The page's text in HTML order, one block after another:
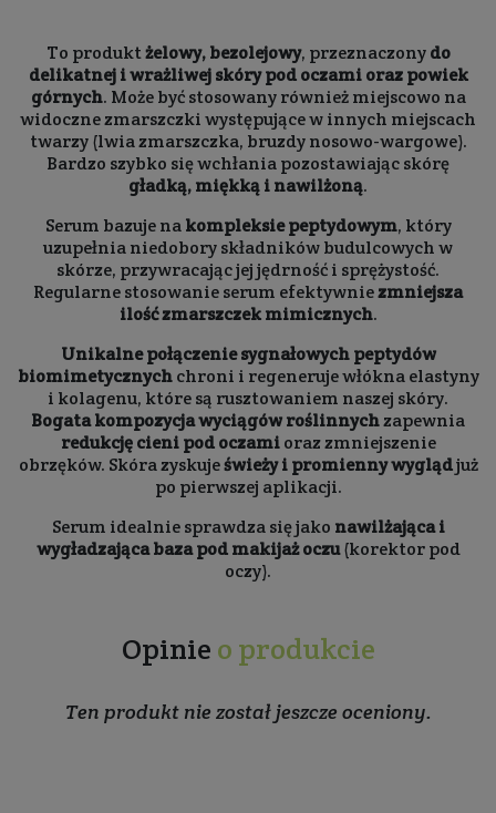
To produktżelowy, bezolejowy, przeznaczonydo
delikatnej i wrażliwej skóry pod oczami oraz powiek
górnych. Może być stosowany również miejscowo na
widoczne zmarszczki występujące w innych miejscach
twarzy (lwia zmarszczka, bruzdy nosowo-wargowe).
Bardzo szybko się wchłania pozostawiając skórę
gładką, miękką i nawilżoną.
Serum bazuje nakompleksie peptydowym, który
uzupełnia niedobory składników budulcowych w
skórze, przywracając jej jędrność i sprężystość.
Regularne stosowanie serum efektywniezmniejsza
ilość zmarszczek mimicznych.
Unikalne połączenie sygnałowych peptydów
biomimetycznychchroni i regeneruje włókna elastyny
i kolagenu, które są rusztowaniem naszej skóry.
Bogata kompozycja wyciągów roślinnychzapewnia
redukcję cieni pod oczamioraz zmniejszenie
obrzęków. Skóra zyskujeświeży i promienny wyglądjuż
po pierwszej aplikacji.
Serum idealnie sprawdza się jako nawilżająca i
wygładzająca baza pod makijaż oczu(korektor pod
oczy).
Opinie o produkcie
Ten produkt nie został jeszcze oceniony.